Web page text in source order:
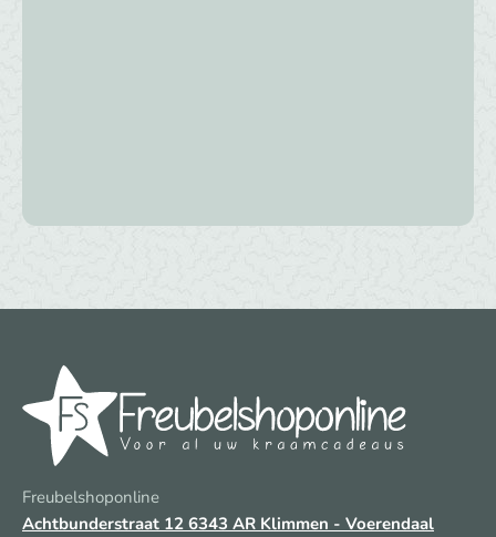
Freubelshoponline
Achtbunderstraat 12 6343 AR Klimmen - Voerendaal